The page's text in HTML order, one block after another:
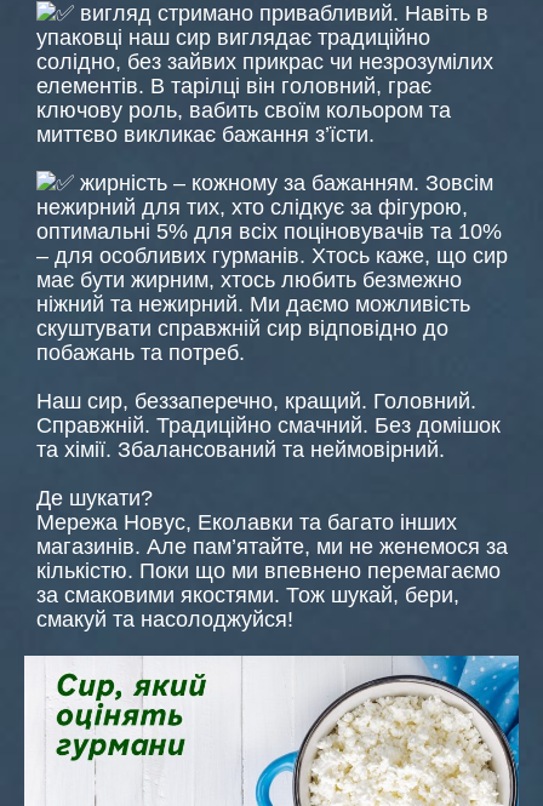
вигляд стримано привабливий. Навіть в
упаковці наш сир виглядає традиційно
солідно, без зайвих прикрас чи незрозумілих
елементів. В тарілці він головний, грає
ключову роль, вабить своїм кольором та
миттєво викликає бажання з’їсти.
жирність – кожному за бажанням. Зовсім
нежирний для тих, хто слідкує за фігурою,
оптимальні 5% для всіх поціновувачів та 10%
– для особливих гурманів. Хтось каже, що сир
має бути жирним, хтось любить безмежно
ніжний та нежирний. Ми даємо можливість
скуштувати справжній сир відповідно до
побажань та потреб.
Наш сир, беззаперечно, кращий. Головний.
Справжній. Традиційно смачний. Без домішок
та хімії. Збалансований та неймовірний.
Де шукати?
Мережа Новус, Еколавки та багато інших
магазинів. Але пам’ятайте, ми не женемося за
кількістю. Поки що ми впевнено перемагаємо
за смаковими якостями. Тож шукай, бери,
смакуй та насолоджуйся!